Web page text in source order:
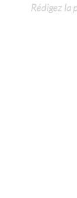
Rédigez la